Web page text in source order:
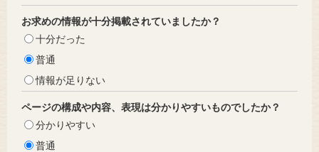
お求めの情報が十分掲載されていましたか？
十分だった
普通
情報が足りない
ページの構成や内容、表現は分かりやすいものでしたか？
分かりやすい
普通